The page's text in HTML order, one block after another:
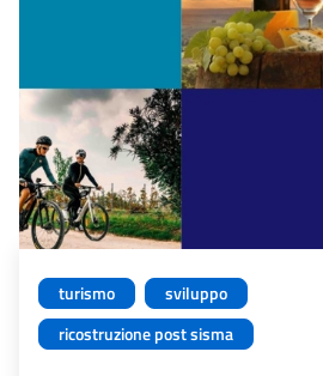
turismo
sviluppo
ricostruzione post sisma